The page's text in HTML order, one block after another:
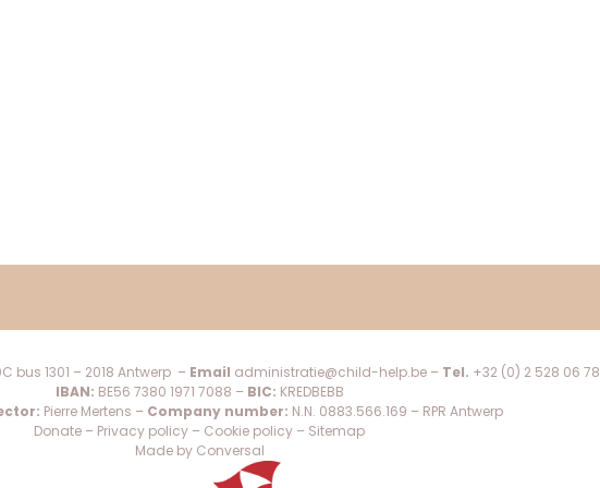
bus 1301 – 2018 Antwerp – Email administratie@child-help.be– Tel. +32 (0) 2 528 06 78
IBAN: BE56 7380 1971 7088 – BIC: KREDBEBB
Pierre Mertens – Company number: N.N. 0883.566.169 – RPR Antwerp
Donate – Privacy policy – Cookie policy – Sitemap
Made by Conversal